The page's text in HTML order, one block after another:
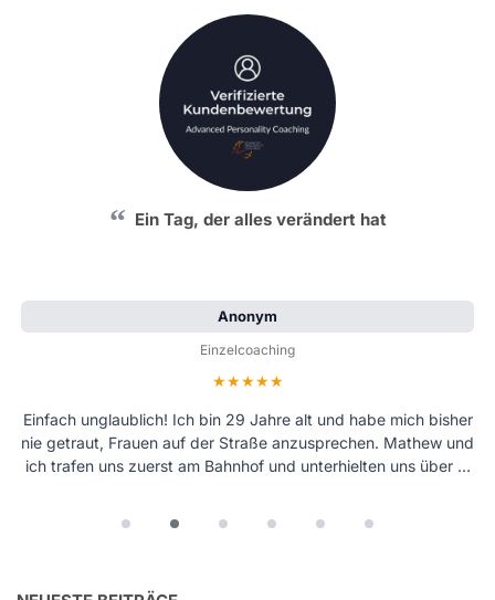
Ein Tag, der alles verändert hat
Anonym
Einzelcoaching
Bewertung: 5 von 5 Sternen
Einfach unglaublich! Ich bin 29 Jahre alt und habe mich bisher
nie getraut, Frauen auf der Straße anzusprechen. Mathew und
ich trafen uns zuerst am Bahnhof und unterhielten uns über …